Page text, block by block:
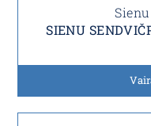
SIENU